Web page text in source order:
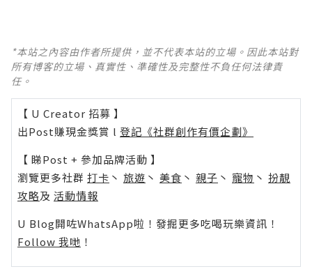
*本站之內容由作者所提供，並不代表本站的立場。因此本站對
所有博客的立場、真實性、準確性及完整性不負任何法律責
任。
【 U Creator 招募 】
出Post賺現金獎賞 l 登記《社群創作有價企劃》
【 睇Post + 參加品牌活動 】
瀏覽更多社群 打卡 丶 旅遊 丶 美食 丶 親子 丶 寵物 丶 扮靚
攻略及 活動情報
U Blog開咗WhatsApp啦！發掘更多吃喝玩樂資訊！
Follow 我哋 ！